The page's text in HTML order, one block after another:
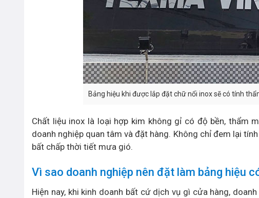
Bảng hiệu khi được lắp đặt chữ nổi inox sẽ có tính
Chất liệu inox là loại hợp kim không gỉ có độ bền, thẩm
doanh nghiệp quan tâm và đặt hàng. Không chỉ đem lại
bất chấp thời tiết mưa gió.
Vì sao doanh nghiệp nên đặt làm bảng hiệu
Hiện nay, khi kinh doanh bất cứ dịch vụ gì cửa hàng,